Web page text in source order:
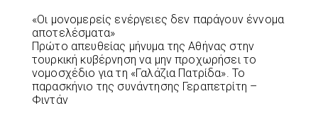
«Οι μονομερείς ενέργειες δεν παράγουν έννομα
αποτελέσματα»
Πρώτο απευθείας μήνυμα της Αθήνας στην
τουρκική κυβέρνηση να μην προχωρήσει το
νομοσχέδιο για τη «Γαλάζια Πατρίδα». Το
παρασκήνιο της συνάντησης Γεραπετρίτη –
Φιντάν